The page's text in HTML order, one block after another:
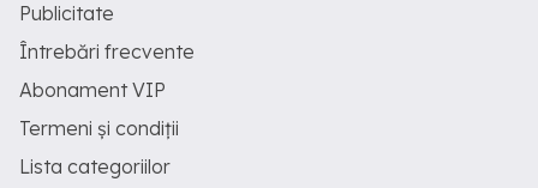
Publicitate
Întrebări frecvente
Abonament VIP
Termeni și condiții
Lista categoriilor